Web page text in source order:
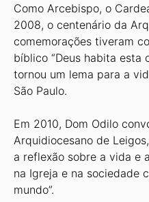
Como Arcebispo, o
2008, o centenário da
comemorações tiveram
bíblico “Deus habita esta
tornou um lema para a
São Paulo.
Em 2010, Dom Odilo
Arquidiocesano de
a reflexão sobre a vida e
na Igreja e na sociedade
mundo”.